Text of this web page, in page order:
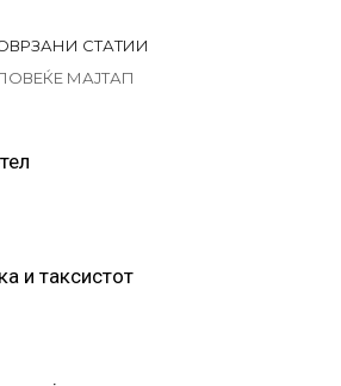
СТАТИИ
МАЈТАП
и таксистот